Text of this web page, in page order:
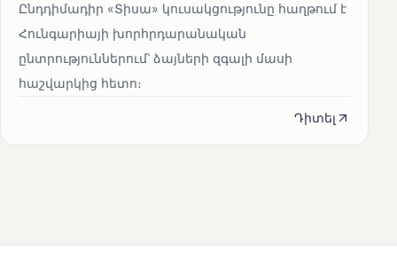
Ընդդիմադիր «Տիսա» կուսակցությունը հաղթում է
Հունգարիայի խորհրդարանական
ընտրություններում՝ ձայների զգալի մասի
հաշվարկից հետո։
Դիտել